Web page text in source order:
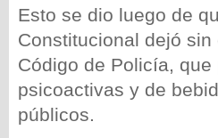
Esto se dio luego de
Constitucional dejó
Código de Policía,
psicoactivas y de
públicos.
wp-